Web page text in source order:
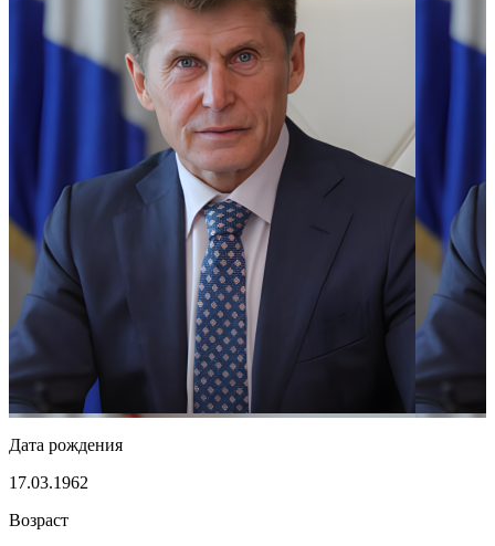
Дата рождения
17.03.1962
Возраст